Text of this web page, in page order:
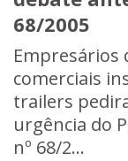
68/2005
Empresários
comerciais
trailers
urgência do
nº 68/2...